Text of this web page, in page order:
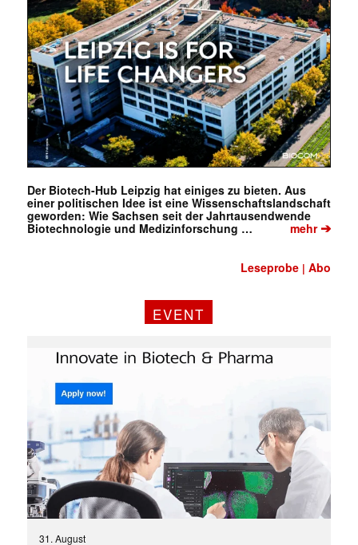
Der Biotech-Hub Leipzig hat einiges zu bieten. Aus
einer politischen Idee ist eine Wissenschaftslandschaft
geworden: Wie Sachsen seit der Jahrtausendwende
Biotechnologie und Medizinforschung …
mehr➔
Leseprobe |Abo
EVENT
31. August